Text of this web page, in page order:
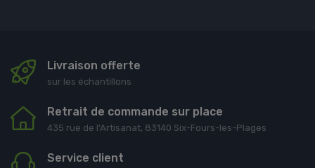
Livraison offerte
sur les échantillons
Retrait de commande sur place
435 rue de l'Artisanat, 83140 Six-Fours-les-Plages
Service client